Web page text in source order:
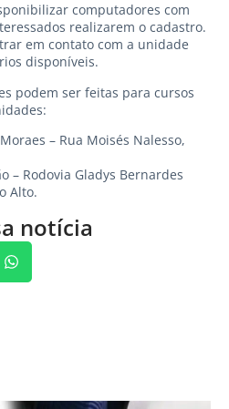
computadores com
realizarem o cadastro.
em contato com a unidade
disponíveis.
podem ser feitas para cursos
– Rua Moisés Nalesso,
– Rodovia Gladys Bernardes
Alto.
notícia